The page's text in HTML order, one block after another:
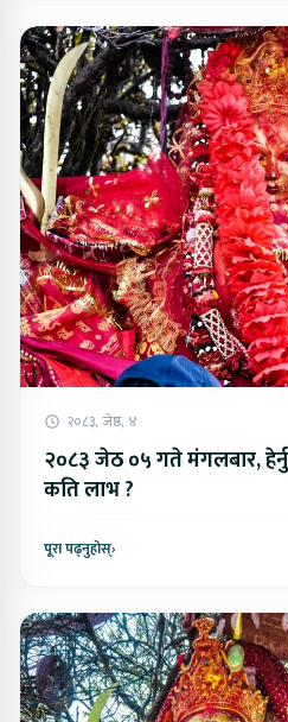
२०८३, जेष्ठ, ४
२०८३ जेठ ०५ गते मंगलबार,
कति लाभ ?
पूरा पढ्नुहोस्›